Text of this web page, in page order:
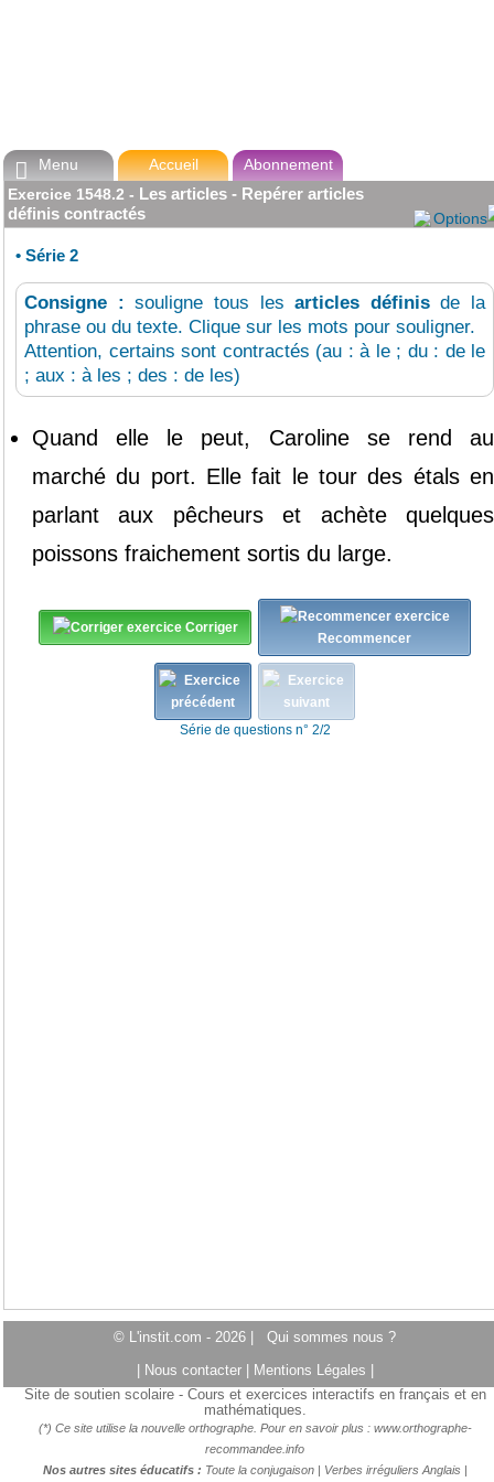
 Menu Accueil
Abonnement
Exercice 1548.2 - Les articles - Repérer articles
définis contractés
Options
• Série 2
Consigne :souligne tous les articles définisde la
phrase ou du texte. Clique sur les mots pour souligner.
Attention, certains sont contractés (au : à le ; du : de le
; aux : à les ; des : de les)
Quand elle le peut, Caroline se rend
au
marché du port. Elle fait le tour des étals en
parlant
aux pêcheurs et achète
quelques
poissons fraichement sortis du large.
Corriger
Recommencer
Série de questions n° 2/2
© L'instit.com - 2026 | Qui sommes nous ?
Nous contacter Mentions Légales
Site de soutien scolaire - Cours et exercices interactifs en français et en
mathématiques.
(*) Ce site utilise la nouvelle orthographe. Pour en savoir plus : www.orthographe-
recommandee.info
Nos autres sites éducatifs : Toute la conjugaison| Verbes irréguliers Anglais